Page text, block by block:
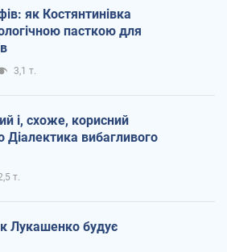
як Костянтинівка
пасткою для
3,1 т.
і, схоже, корисний
Діалектика вибагливого
т.
Лукашенко будує